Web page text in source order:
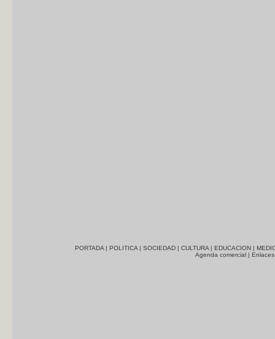
PORTADA | POLITICA | SOCIEDAD | CULTURA | EDUCACION |
Agenda comercial |Enlaces